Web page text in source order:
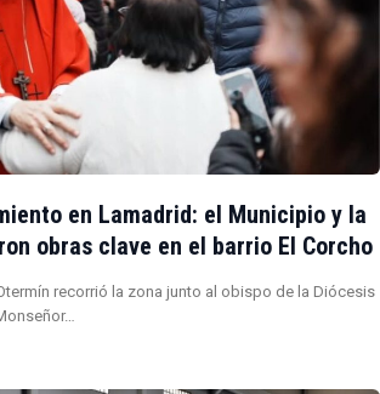
en Lamadrid: el Municipio y la
obras clave en el barrio El Corcho
recorrió la zona junto al obispo de la Diócesis